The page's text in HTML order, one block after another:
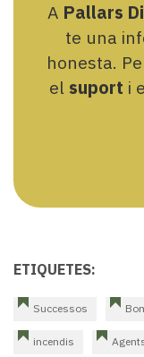
A Pallars
te una
honesta.
el suport i
ETIQUETES:
Successos
incendis